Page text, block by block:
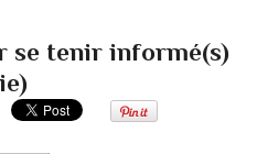
se tenir informé(s)